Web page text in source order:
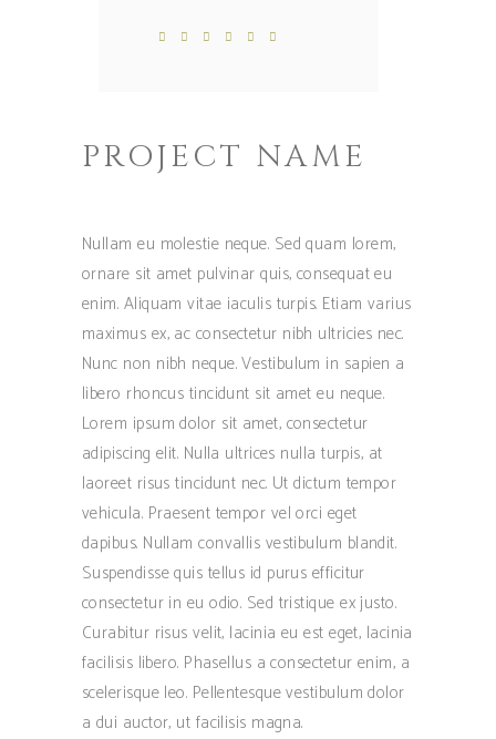
PROJECT NAME
Nullam eu molestie neque. Sed quam lorem,
ornare sit amet pulvinar quis, consequat eu
enim. Aliquam vitae iaculis turpis. Etiam varius
maximus ex, ac consectetur nibh ultricies nec.
Nunc non nibh neque. Vestibulum in sapien a
libero rhoncus tincidunt sit amet eu neque.
Lorem ipsum dolor sit amet, consectetur
adipiscing elit. Nulla ultrices nulla turpis, at
laoreet risus tincidunt nec. Ut dictum tempor
vehicula. Praesent tempor vel orci eget
dapibus. Nullam convallis vestibulum blandit.
Suspendisse quis tellus id purus efficitur
consectetur in eu odio. Sed tristique ex justo.
Curabitur risus velit, lacinia eu est eget, lacinia
facilisis libero. Phasellus a consectetur enim, a
scelerisque leo. Pellentesque vestibulum dolor
a dui auctor, ut facilisis magna.